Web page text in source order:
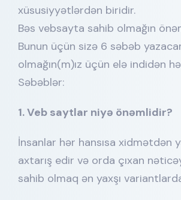
xüsusiyyətlərdən biridir.
Bəs vebsayta sahib olmağın
Bunun üçün sizə 6 səbəb
olmağın(m)ız üçün elə indidən
Səbəblər:
1. Veb saytlar niyə önəmlidir?
İnsanlar hər hansısa
axtarış edir və orda çıxan
sahib olmaq ən yaxşı